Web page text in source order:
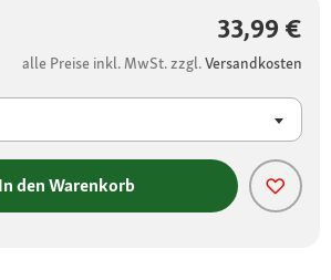
33,99 €
alle Preise inkl. MwSt. zzgl.Versandkosten
In den Warenkorb